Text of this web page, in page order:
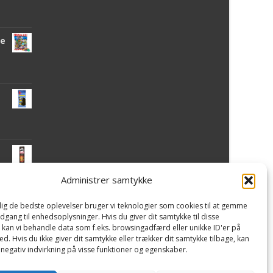
Administrer samtykke
de bedste oplevelser bruger vi teknologier som cookies til at gemme
til enhedsoplysninger. Hvis du giver dit samtykke til disse
vi behandle data som f.eks. browsingadfærd eller unikke ID'er på
Hvis du ikke giver dit samtykke eller trækker dit samtykke tilbage, kan
indvirkning på visse funktioner og egenskaber.